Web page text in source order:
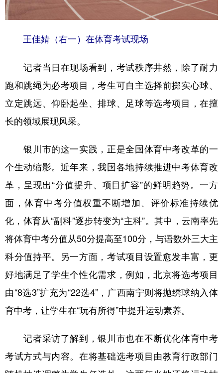
新疆 内蒙古 黑龙江
English Español Français عربى
Русский язык 日本語 한국어
王佳婧（右一）在体育考试现场
记者当日在现场看到，考试秩序井然，除了耐力
跑和跳绳为必考项目，考生可自主选择前掷实心球、
立定跳远、仰卧起坐、排球、足球等选考项目，在擅
长的领域展现风采。
银川市的这一实践，正是全国体育中考改革的一
个生动缩影。近年来，我国各地持续推进中考体育改
革，呈现出“分值提升、项目扩容”的鲜明趋势。一方
面，体育中考分值权重不断增加、评价标准持续优
化，体育从“副科”逐步转变为“主科”。其中，云南率先
将体育中考分值从50分提高至100分，与语数外三大主
科分值持平。另一方面，考试项目设置愈发丰富，更
好地满足了学生个性化需求，例如，北京将选考项目
由“8选3”扩充为“22选4”，广西南宁则将抛绣球纳入体
育中考，让学生在“玩有所得”中提升运动素养。
记者采访了解到，银川市也在不断优化体育中考
考试方式与内容。在将基础选考项目由教育行政部门